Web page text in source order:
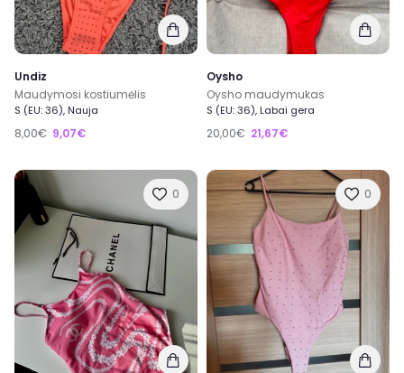
Undiz
Maudymosi kostiumėlis
S (EU: 36), Nauja
8,00€ 9,07€
Oysho
Oysho maudymukas
S (EU: 36), Labai gera
20,00€ 21,67€
0 0